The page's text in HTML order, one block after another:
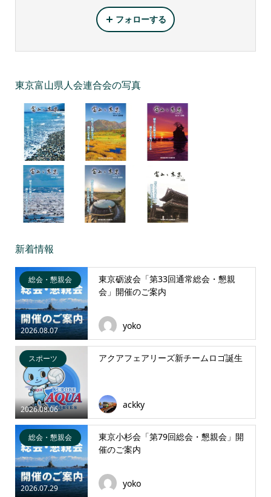
フォローする
東京富山県人会連合会の写真
新着情報
2026.08.07
総会・懇親会
東京砺波会「第33回通常総会・懇親
会」開催のご案内
yoko
2026.08.06
スポーツ アクアフェアリーズ新チームロゴ誕生
ackky
2026.07.29
総会・懇親会
東京小杉会「第79回総会・懇親会」開
催のご案内
yoko